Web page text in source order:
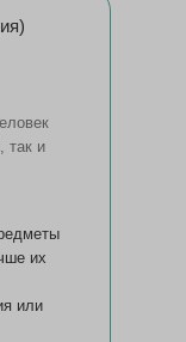
так и
их
или